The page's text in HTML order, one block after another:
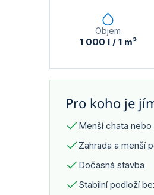
Objem
1 000 l / 1 m³
Pro koho je
Menší chata
Zahrada a menší
Dočasná stavba
Stabilní podloží